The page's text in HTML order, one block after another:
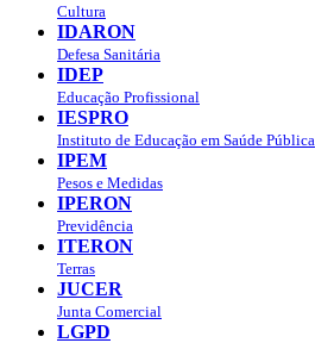
Cultura
IDARON
Defesa Sanitária
IDEP
Educação Profissional
IESPRO
Instituto de Educação em Saúde Pública
IPEM
Pesos e Medidas
IPERON
Previdência
ITERON
Terras
JUCER
Junta Comercial
LGPD